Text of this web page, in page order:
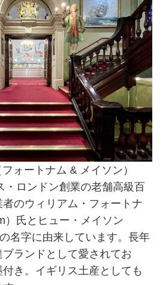
ォートナム & メイソン）
・ロンドン創業の老舗高級百
のウィリアム・フォートナ
）氏とヒュー・メイソン
名字に由来しています。長年
ランドとして愛されてお
き。イギリス土産としても